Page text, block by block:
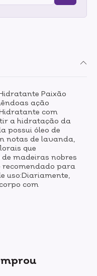
Paixão
ação
com
a hidratação da
possui óleo de
notas de lavanda,
que
madeiras nobres
recomendado para
uso:Diariamente,
com